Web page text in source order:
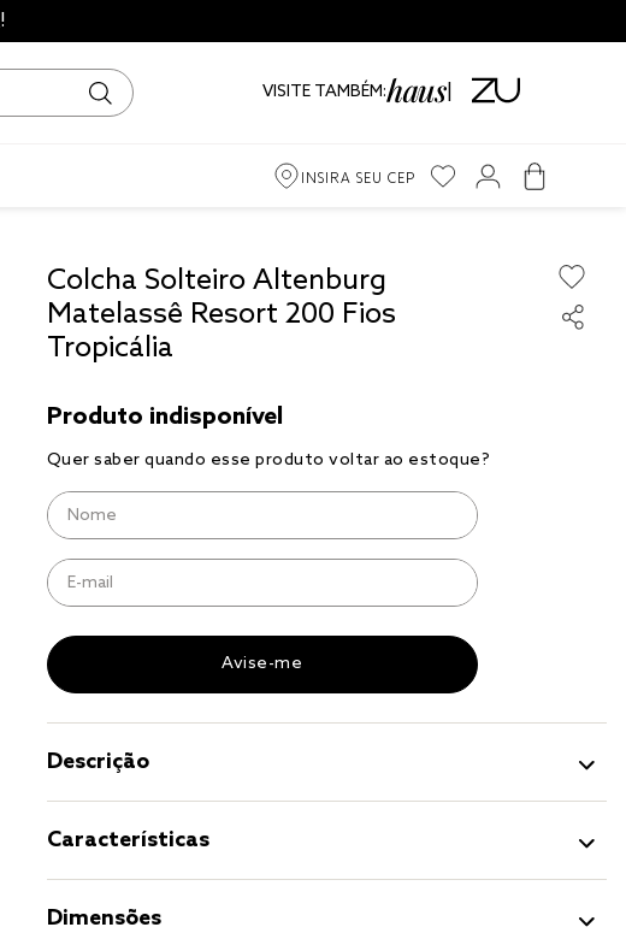
!
VISITE TAMBÉM:
INSIRA SEU CEP
Colcha Solteiro Altenburg
Matelassê Resort 200 Fios
Tropicália
Descrição
Características
Dimensões
fronha
travesseiro
tencel
solteiro
cobre leito
cobertor
jogo cama